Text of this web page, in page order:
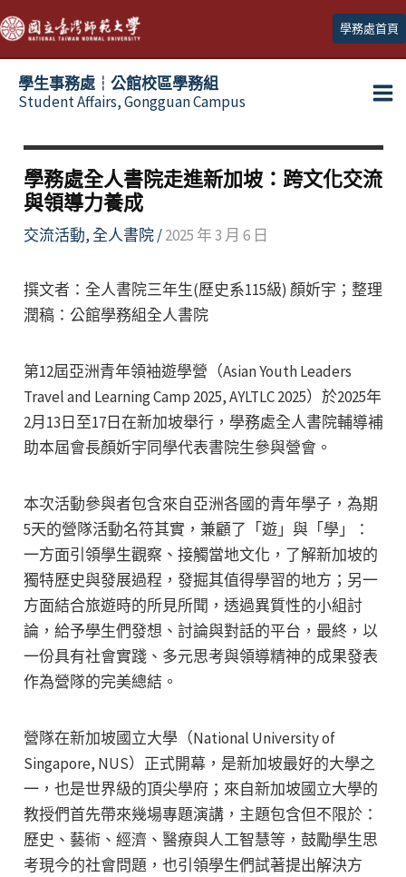
跳
至
主
學務處首頁
學生事務處┆公館校區學務組
Student Affairs, Gongguan Campus
學務處全人書院走進新加坡：跨文化交流
與領導力養成
交流活動,全人書院/2025 年 3 月 6 日
撰文者：全人書院三年生(歷史系115級) 顏妡宇；整理
潤稿：公館學務組全人書院
第12屆亞洲青年領袖遊學營（Asian Youth Leaders
Travel and Learning Camp 2025, AYLTLC 2025）於2025年
2月13日至17日在新加坡舉行，學務處全人書院輔導補
助本屆會長顏妡宇同學代表書院生參與營會。
本次活動參與者包含來自亞洲各國的青年學子，為期
5天的營隊活動名符其實，兼顧了「遊」與「學」：
一方面引領學生觀察、接觸當地文化，了解新加坡的
獨特歷史與發展過程，發掘其值得學習的地方；另一
方面結合旅遊時的所見所聞，透過異質性的小組討
論，給予學生們發想、討論與對話的平台，最終，以
一份具有社會實踐、多元思考與領導精神的成果發表
作為營隊的完美總結。
營隊在新加坡國立大學（National University of
Singapore, NUS）正式開幕，是新加坡最好的大學之
一，也是世界級的頂尖學府；來自新加坡國立大學的
教授們首先帶來幾場專題演講，主題包含但不限於：
歷史、藝術、經濟、醫療與人工智慧等，鼓勵學生思
考現今的社會問題，也引領學生們試著提出解決方